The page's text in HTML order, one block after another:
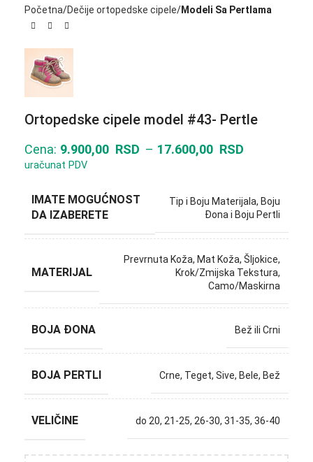
Početna Dečije ortopedske cipele Modeli Sa Pertlama
Ortopedske cipele model #43- Pertle
Cena: 9.900,00 RSD – 17.600,00 RSD
uračunat PDV
IMATE MOGUĆNOST
DA IZABERETE
Tip i Boju Materijala, Boju
Đona i Boju Pertli
MATERIJAL
Prevrnuta Koža, Mat Koža, Šljokice,
Krok/Zmijska Tekstura,
Camo/Maskirna
BOJA ĐONA Bež ili Crni
BOJA PERTLI Crne, Teget, Sive, Bele, Bež
VELIČINE do 20, 21-25, 26-30, 31-35, 36-40